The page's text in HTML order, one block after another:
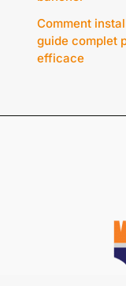
Comment
guide complet
efficace